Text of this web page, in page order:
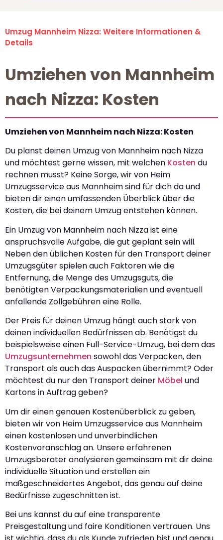
Umzug Mannheim Nizza: Weitere Informationen &
Details
Umziehen von Mannheim
nach Nizza: Kosten
Umziehen von Mannheim nach Nizza: Kosten
Du planst deinen Umzug von Mannheim nach Nizza
und möchtest gerne wissen, mit welchen Kosten du
rechnen musst? Keine Sorge, wir von Heim
Umzugsservice aus Mannheim sind für dich da und
bieten dir einen umfassenden Überblick über die
Kosten, die bei deinem Umzug entstehen können.
Ein Umzug von Mannheim nach Nizza ist eine
anspruchsvolle Aufgabe, die gut geplant sein will.
Neben den üblichen Kosten für den Transport deiner
Umzugsgüter spielen auch Faktoren wie die
Entfernung, die Menge des Umzugsguts, die
benötigten Verpackungsmaterialien und eventuell
anfallende Zollgebühren eine Rolle.
Der Preis für deinen Umzug hängt auch stark von
deinen individuellen Bedürfnissen ab. Benötigst du
beispielsweise einen Full-Service-Umzug, bei dem das
Umzugsunternehmen sowohl das Verpacken, den
Transport als auch das Auspacken übernimmt? Oder
möchtest du nur den Transport deiner Möbel und
Kartons in Auftrag geben?
Um dir einen genauen Kostenüberblick zu geben,
bieten wir von Heim Umzugsservice aus Mannheim
einen kostenlosen und unverbindlichen
Kostenvoranschlag an. Unsere erfahrenen
Umzugsberater analysieren gemeinsam mit dir deine
individuelle Situation und erstellen ein
maßgeschneidertes Angebot, das genau auf deine
Bedürfnisse zugeschnitten ist.
Bei uns kannst du auf eine transparente
Preisgestaltung und faire Konditionen vertrauen. Uns